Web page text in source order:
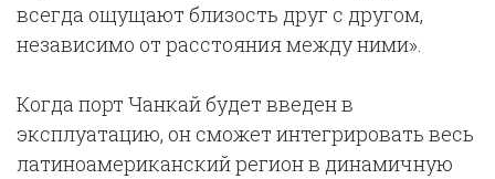
всегда ощущают близость друг с другом,
независимо от расстояния между ними».
Когда порт Чанкай будет введен в
эксплуатацию, он сможет интегрировать весь
латиноамериканский регион в динамичную